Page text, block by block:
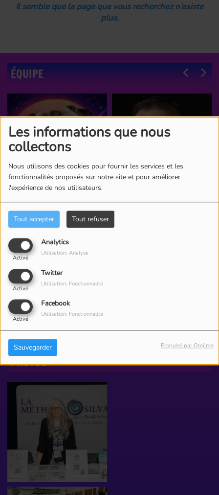
Les informations que nous
collectons
Nous utilisons des cookies pour fournir les services et les
fonctionnalités proposés sur notre site et pour améliorer
l'expérience de nos utilisateurs.
Tout accepter Tout refuser
Analytics
Activé
Utilisation: Analyse
Twitter
Activé
Utilisation: Fonctionnalité
Facebook
Activé
Utilisation: Fonctionnalité
Sauvegarder Propulsé par Orejime
Il semble que la page que vous recherchez n’existe
plus.
ÉQUIPE
PHOTOS